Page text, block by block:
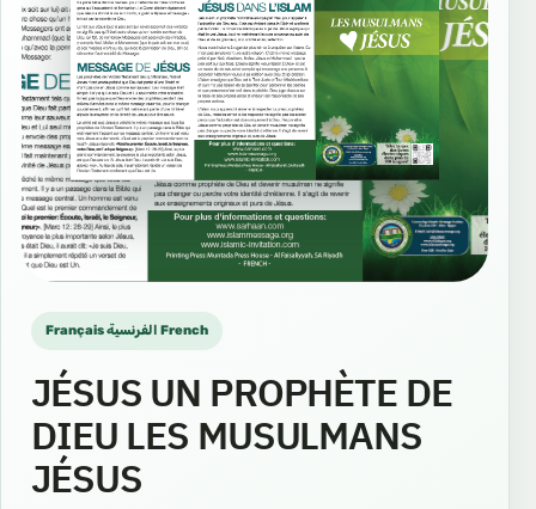
Français الفرنسية French
JÉSUS UN PROPHÈTE DE
DIEU LES MUSULMANS
JÉSUS